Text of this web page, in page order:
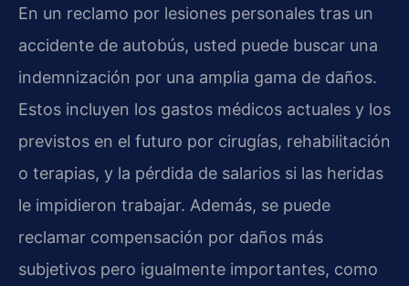
En un reclamo por lesiones personales tras un
accidente de autobús, usted puede buscar una
indemnización por una amplia gama de daños.
Estos incluyen los gastos médicos actuales y los
previstos en el futuro por cirugías, rehabilitación
o terapias, y la pérdida de salarios si las heridas
le impidieron trabajar. Además, se puede
reclamar compensación por daños más
subjetivos pero igualmente importantes, como